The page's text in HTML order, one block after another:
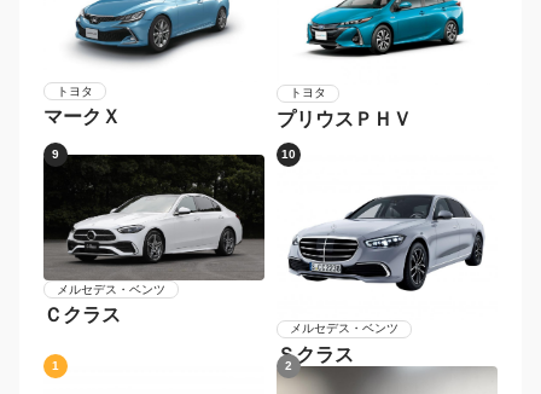
トヨタ
マークＸ
トヨタ
プリウスＰＨＶ
9
メルセデス・ベンツ
Ｃクラス
10
メルセデス・ベンツ
Ｓクラス
1 2